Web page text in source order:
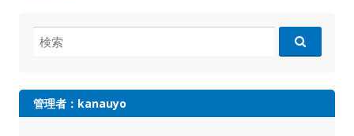
検
索:
管理者：kanauyo